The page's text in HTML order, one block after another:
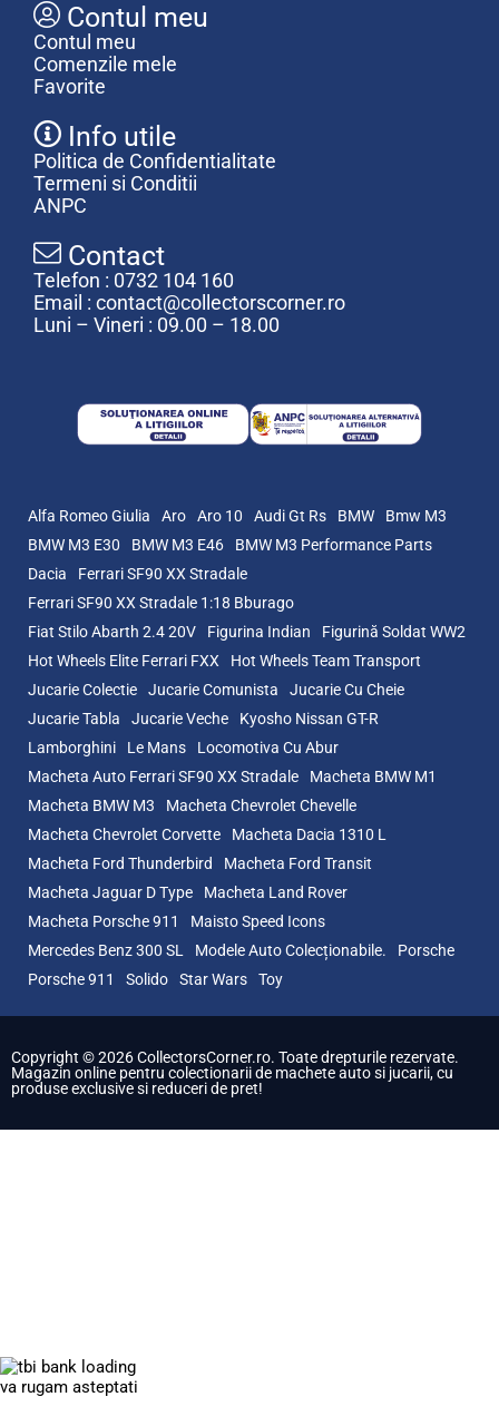
Contul meu
Contul meu
Comenzile mele
Favorite
Info utile
Politica de Confidentialitate
Termeni si Conditii
ANPC
Contact
Telefon : 0732 104 160
Email : contact@collectorscorner.ro
Luni – Vineri : 09.00 – 18.00
Alfa Romeo Giulia Aro Aro 10 Audi Gt Rs BMW
Bmw M3
BMW M3 E30
BMW M3 E46
BMW M3 Performance Parts
Dacia
Ferrari SF90 XX Stradale
Ferrari SF90 XX Stradale 1:18 Bburago
Fiat Stilo Abarth 2.4 20V
Figurina Indian
Figurină Soldat WW2
Hot Wheels Elite Ferrari FXX
Hot Wheels Team Transport
Jucarie Colectie
Jucarie Comunista
Jucarie Cu Cheie
Jucarie Tabla
Jucarie Veche
Kyosho Nissan GT-R
Lamborghini
Le Mans
Locomotiva Cu Abur
Macheta Auto Ferrari SF90 XX Stradale
Macheta BMW M1
Macheta BMW M3
Macheta Chevrolet Chevelle
Macheta Chevrolet Corvette
Macheta Dacia 1310 L
Macheta Ford Thunderbird
Macheta Ford Transit
Macheta Jaguar D Type
Macheta Land Rover
Macheta Porsche 911
Maisto Speed Icons
Mercedes Benz 300 SL
Modele Auto Colecționabile.
Porsche
Porsche 911
Solido Star Wars Toy
Copyright © 2026 CollectorsCorner.ro. Toate drepturile rezervate.
Magazin online pentru colectionarii de machete auto si jucarii, cu
produse exclusive si reduceri de pret!
va rugam asteptati